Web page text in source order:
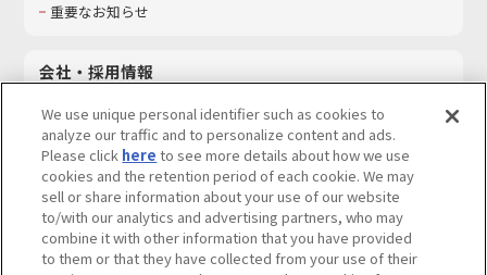
重要なお知らせ
会社・採用情報
採用情報
サステナビリティ
お問い合わせ
We use unique personal identifier such as cookies to
analyze our traffic and to personalize content and ads.
Please click here to see more details about how we use
cookies and the retention period of each cookie. We may
sell or share information about your use of our website
to/with our analytics and advertising partners, who may
combine it with other information that you have provided
to them or that they have collected from your use of their